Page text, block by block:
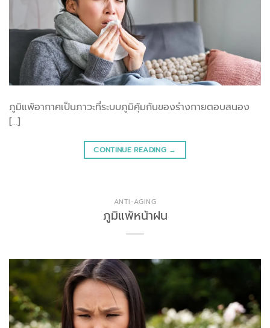
ภูมิแพ้อากาศเป็นภาวะที่ระบบภูมิคุ้มกันของร่างกายตอบสนอง
[…]
CONTINUE READING →
ANTI-AGING
ภูมิแพ้หน้าฝน